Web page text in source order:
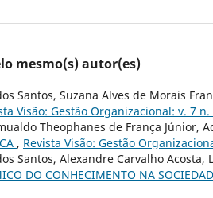
mesmo(s) autor(es)
Santos, Suzana Alves de Morais
Visão: Gestão Organizacional: v. 7 n.
Theophanes de França Júnior,
, Revista Visão: Gestão
Santos, Alexandre Carvalho
DO CONHECIMENTO NA